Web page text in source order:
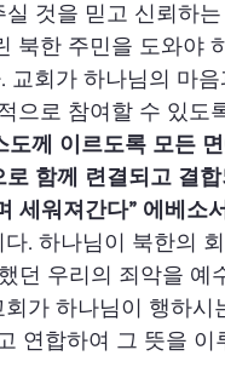
것을 믿고 신뢰하는
북한 주민을 도와야
회가 하나님의 마음
으로 참여할 수 있도
께 이르도록 모든
함께 련결되고 결
세워져간다” 에베소
. 하나님이 북한의
던 우리의 죄악을 예
가 하나님이 행하시
연합하여 그 뜻을 이